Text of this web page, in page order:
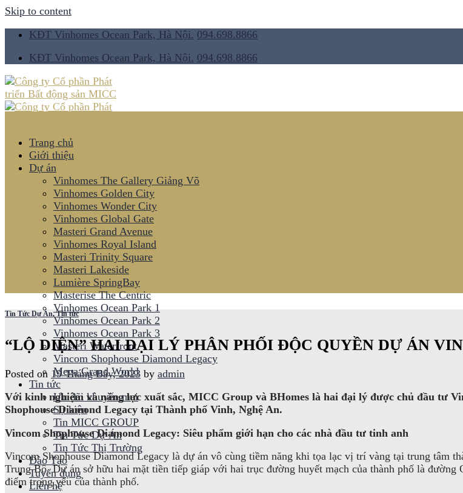
Skip to content
KĐT Vinhomes Ocean Park, Hà Nội. 094.698.8866
KĐT Vinhomes Ocean Park, Hà Nội. 094.698.8866
Trang chủ
Giới thiệu
Dự án
Vinhomes The Gallery Giảng Võ
Vinhomes Golden City
Vinhomes Wonder City
Vinhomes Global Gate
Masteri Grand Avenue
Vinhomes Royal Island
Masteri Trinity Square
Masteri Lakeside
Lumière SpringBay
Masterise The Centric
Vinhomes Ocean Park 1
Vinhomes Ocean Park 2
Vinhomes Ocean Park 3
Masteri Waterfront
Vincom Shophouse Diamond Legacy
Mega Grand World
Tin tức
Ưu đãi khuyến mại
Sự kiện
Tin MICC GROUP
Tin Tức Dự Án
Tin Tức Thị Trường
Đào Tạo
Tuyển dụng
Liên hệ
Tin Tức Dự Án,Tin tức
“LỘ DIỆN” HAI ĐẠI LÝ PHÂN PHỐI ĐỘC QUYỀN DỰ ÁN
Posted on 19 Tháng Bảy, 2023 by admin
Với kinh nghiệm và năng lực xuất sắc, MICC Group và BHomes là hai đại lý được chủ đầu tư
Shophouse Diamond Legacy tại Thành phố Vinh, Nghệ An.
Vincom Shophouse Diamond Legacy: Siêu phẩm giới hạn cho các nhà đầu tư tinh anh
Vincom Shophouse Diamond Legacy là dự án vô cùng tiềm năng khi tọa lạc vị trí vàng tại trung tâm
Trung Bộ. Dự án sở hữu hai mặt tiền tiếp giáp với hai trục đường huyết mạch của thành phố là
điểm trọng yếu của thành phố.